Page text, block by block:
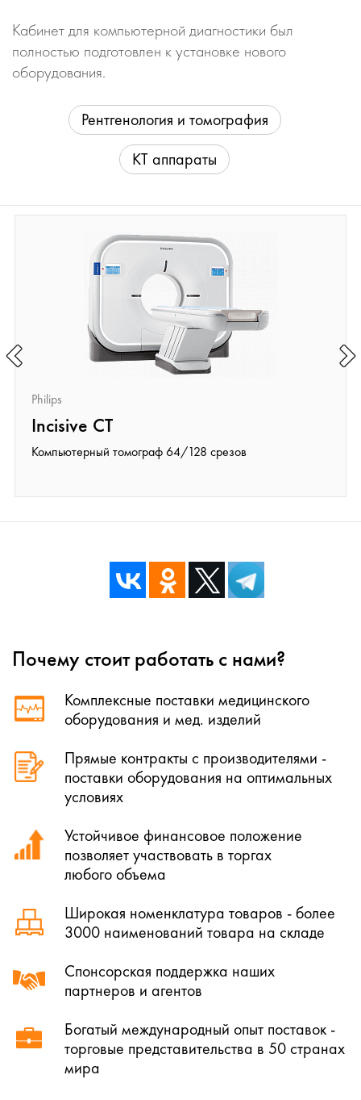
Кабинет для компьютерной диагностики был
полностью подготовлен к установке нового
оборудования.
Рентгенология и томография
КТ аппараты
Philips
Incisive CT
Компьютерный томограф 64/128 срезов
Почему стоит работать с нами?
Комплексные поставки медицинского
оборудования и мед. изделий
Прямые контракты с производителями -
поставки оборудования на оптимальных
условиях
Устойчивое финансовое положение
позволяет участвовать в торгах
любого объема
Широкая номенклатура товаров - более
3000 наименований товара на складе
Спонсорская поддержка наших
партнеров и агентов
Богатый международный опыт поставок -
торговые представительства в 50 странах
мира